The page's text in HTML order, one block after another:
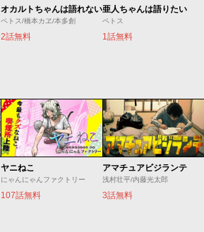
オカルトちゃんは語れない
ペトス/橋本カヱ/本多創
2話無料
亜人ちゃんは語りたい
ペトス
1話無料
ヤニねこ
にゃんにゃんファクトリー
107話無料
アマチュアビジランテ
浅村壮平/内藤光太郎
3話無料